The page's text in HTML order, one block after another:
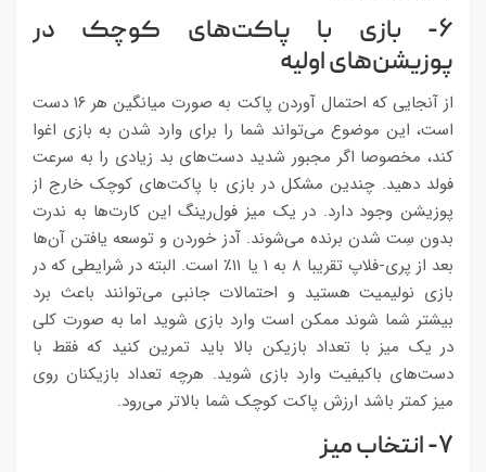
۶- بازی با پاکت‌های کوچک در
پوزیشن‌های اولیه
از آنجایی که احتمال آوردن پاکت به صورت میانگین هر ۱۶ دست
است، این موضوع می‌تواند شما را برای وارد شدن به بازی اغوا
کند، مخصوصا اگر مجبور شدید دست‌های بد زیادی را به سرعت
فولد دهید. چندین مشکل در بازی با پاکت‌های کوچک خارج از
پوزیشن وجود دارد. در یک میز فول‌رینگ این کارت‌ها به ندرت
بدون سِت شدن برنده می‌شوند. آدز خوردن و توسعه یافتن آن‌ها
بعد از پری-فلاپ تقریبا ۸ به ۱ یا ۱۱٪ است. البته در شرایطی که در
بازی نولیمیت هستید و احتمالات جانبی می‌توانند باعث برد
بیشتر شما شوند ممکن است وارد بازی شوید اما به صورت کلی
در یک میز با تعداد بازیکن بالا باید تمرین کنید که فقط با
دست‌های باکیفیت وارد بازی شوید. هرچه تعداد بازیکنان روی
میز کمتر باشد ارزش پاکت کوچک شما بالاتر می‌رود.
۷- انتخاب میز